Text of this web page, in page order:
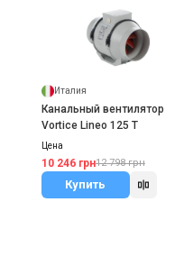
Италия
Канальный вентилятор
Vortice Lineo 125 T
Цена
10 246 грн12 798 грн
Купить